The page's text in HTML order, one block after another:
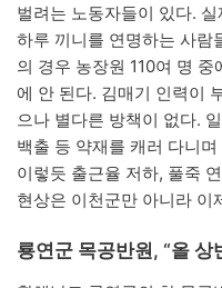
벌려는 노동자들이 있다.
하루 끼니를 연명하는 사람
의 경우 농장원 110여 명
에 안 된다. 김매기 인력이
으나 별다른 방책이 없다.
백출 등 약재를 캐러 다니
이렇듯 출근율 저하, 풀죽
현상은 이천군만 아니라 이
룡연군 목공반원, “올